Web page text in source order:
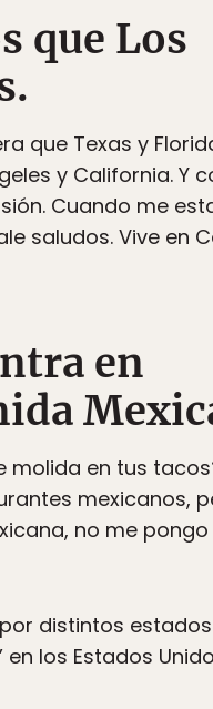
que Los
que Texas y
y California. Y
Cuando me
saludos. Vive en
en
molida en tus
mexicanos,
no me
distintos
los Estados